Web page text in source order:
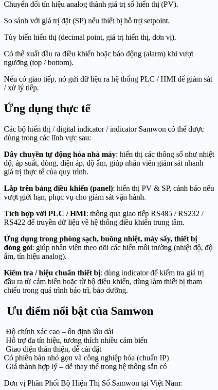
Chuyển đổi tín hiệu analog thành giá trị số hiển thị (PV).
So sánh với giá trị đặt (SP) nếu thiết bị hỗ trợ setpoint.
Tùy biến hiển thị (decimal point, giá trị hiển thị, đơn vị).
Có thể xuất đầu ra điều khiển hoặc báo động (alarm) khi vượt
ngưỡng (top / bottom).
Nếu có giao tiếp, nó gửi dữ liệu ra hệ thống PLC / HMI để giám sát
/ xử lý tiếp.
Ứng dụng thực tế
Các bộ hiển thị / digital indicator / indicator Samwon có thể được
dùng trong các lĩnh vực sau:
Dây chuyền tự động hóa nhà máy: hiển thị các thông số như nhiệt
độ, áp suất, dòng, điện áp, độ ẩm, giúp nhân viên giám sát nhanh
giá trị thực tế của quy trình.
Lắp trên bảng điều khiển (panel): hiển thị PV & SP, cảnh báo nếu
vượt giới hạn, phục vụ cho giám sát vận hành.
Tích hợp với PLC / HMI: thông qua giao tiếp RS485 / RS232 /
RS422 để truyền dữ liệu về hệ thống điều khiển trung tâm.
Ứng dụng trong phòng sạch, buồng nhiệt, máy sấy, thiết bị
đóng gói: giúp nhân viên theo dõi các biến môi trường (nhiệt độ, độ
ẩm, tín hiệu analog).
Kiểm tra / hiệu chuẩn thiết bị: dùng indicator để kiểm tra giá trị
đầu ra từ cảm biến hoặc từ bộ điều khiển, dùng làm thiết bị tham
chiếu trong quá trình bảo trì, bảo dưỡng.
Ưu điểm nổi bật của Samwon
Độ chính xác cao – ổn định lâu dài
Hỗ trợ đa tín hiệu, tương thích nhiều cảm biến
Giao diện thân thiện, dễ cài đặt
Có phiên bản nhỏ gọn và công nghiệp hóa (chuẩn IP)
Giá thành hợp lý – dễ thay thế trong hệ thống sẵn có
Đơn vị Phân Phối Bộ Hiện Thị Số Samwon tại Việt Nam: